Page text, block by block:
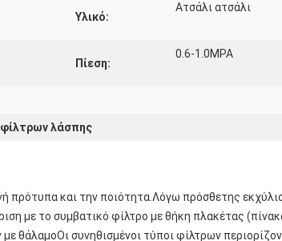
Υλικό:
Ατσάλι ατσάλι
Πίεση:
0.6-1.0MPA
λάσπης
πρότυπα και την ποιότητα.Λόγω πρόσθετης
με το συμβατικό φίλτρο με θήκη πλακέτας
συνηθισμένοι τύποι φίλτρων